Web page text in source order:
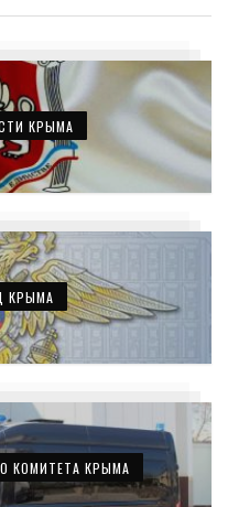
КРЫМА
КРЫМА
КОМИТЕТА КРЫМА